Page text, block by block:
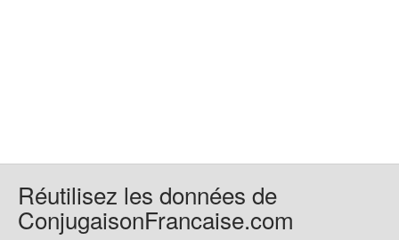
Réutilisez les données de
ConjugaisonFrancaise.com